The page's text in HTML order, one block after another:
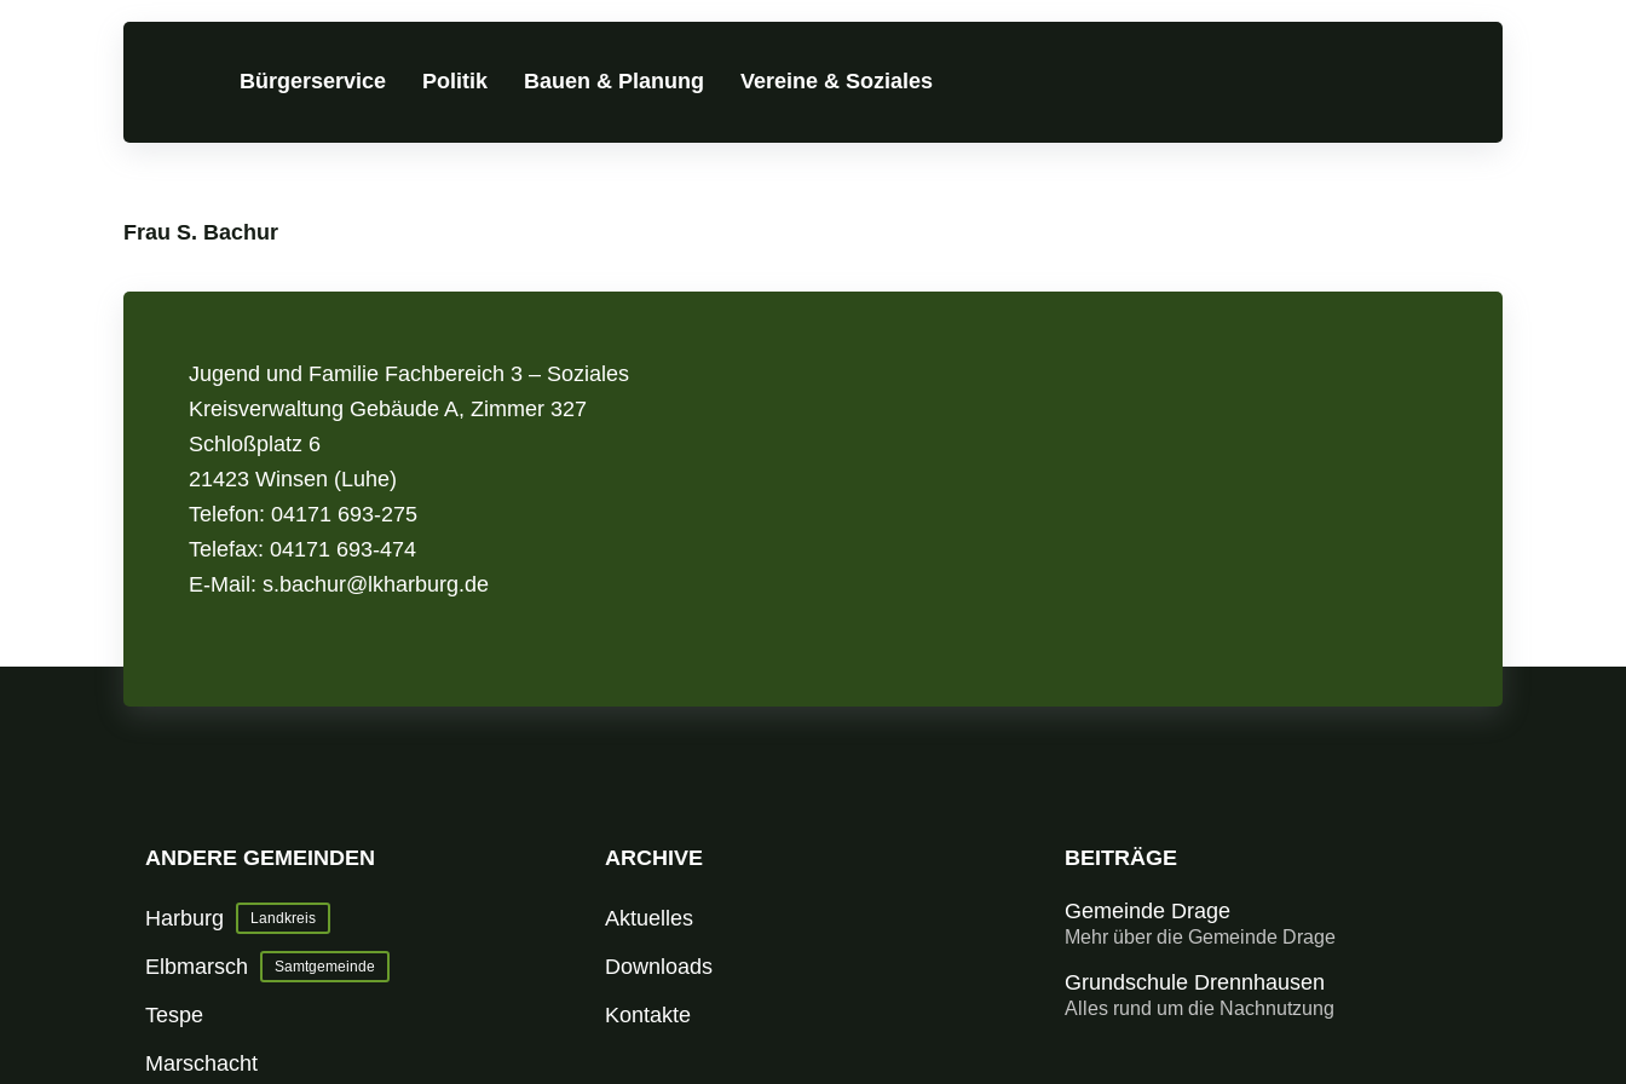
Bürgerservice Politik Bauen & Planung Vereine & Soziales
Frau S. Bachur
Jugend und Familie Fachbereich 3 – Soziales
Kreisverwaltung Gebäude A, Zimmer 327
Schloßplatz 6
21423 Winsen (Luhe)
Telefon: 04171 693-275
Telefax: 04171 693-474
E-Mail: s.bachur@lkharburg.de
ANDERE GEMEINDEN
Harburg Landkreis
Elbmarsch Samtgemeinde
Tespe
Marschacht
ARCHIVE
Aktuelles
Downloads
Kontakte
BEITRÄGE
Gemeinde Drage
Mehr über die Gemeinde Drage
Grundschule Drennhausen
Alles rund um die Nachnutzung